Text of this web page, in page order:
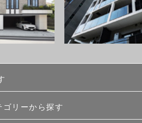
ゴリーから探す